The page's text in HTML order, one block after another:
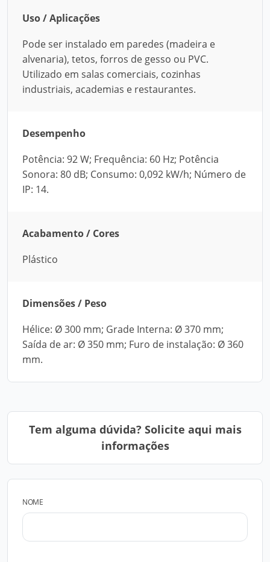
Uso / Aplicações
Pode ser instalado em paredes (madeira e
alvenaria), tetos, forros de gesso ou PVC.
Utilizado em salas comerciais, cozinhas
industriais, academias e restaurantes.
Desempenho
Potência: 92 W; Frequência: 60 Hz; Potência
Sonora: 80 dB; Consumo: 0,092 kW/h; Número de
IP: 14.
Acabamento / Cores
Plástico
Dimensões / Peso
Hélice: Ø 300 mm; Grade Interna: Ø 370 mm;
Saída de ar: Ø 350 mm; Furo de instalação: Ø 360
mm.
Tem alguma dúvida? Solicite aqui mais
informações
NOME